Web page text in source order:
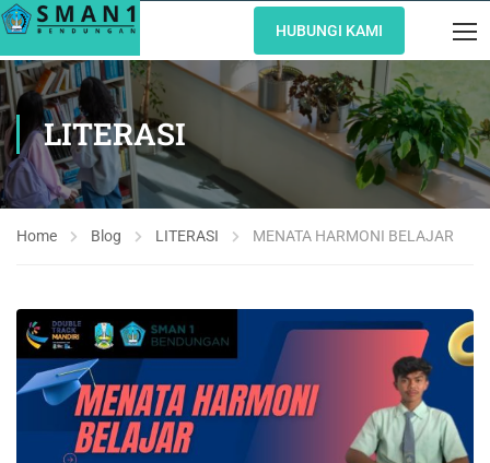
HUBUNGI KAMI
LITERASI
Home Blog LITERASI MENATA HARMONI BELAJAR